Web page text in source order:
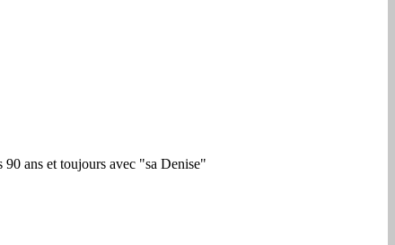
90 ans et toujours avec "sa Denise"